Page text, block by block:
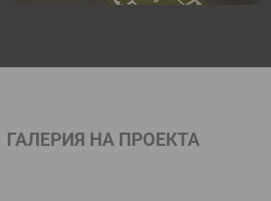
ГАЛЕРИЯ НА ПРОЕКТА